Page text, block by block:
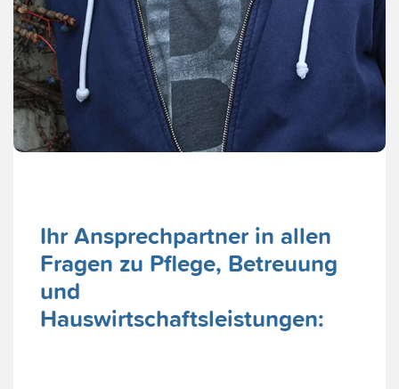
Ihr Ansprechpartner in allen
Fragen zu Pflege, Betreuung
und
Hauswirtschaftsleistungen: